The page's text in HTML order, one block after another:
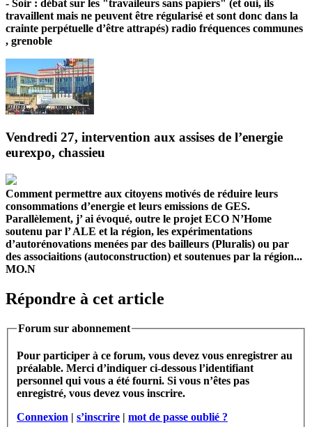
- Soir : débat sur les "travaileurs sans papiers" (et oui, ils
travaillent mais ne peuvent être régularisé et sont donc dans la
crainte perpétuelle d’être attrapés) radio fréquences communes
, grenoble
Vendredi 27, intervention aux assises de l’energie
eurexpo, chassieu
Comment permettre aux citoyens motivés de réduire leurs
consommations d’energie et leurs emissions de GES.
Parallèlement, j’ ai évoqué, outre le projet ECO N’Home
soutenu par l’ ALE et la région, les expérimentations
d’autorénovations menées par des bailleurs (Pluralis) ou par
des associaitions (autoconstruction) et soutenues par la région...
MO.N
Répondre à cet article
Forum sur abonnement
Pour participer à ce forum, vous devez vous enregistrer au
préalable. Merci d’indiquer ci-dessous l’identifiant
personnel qui vous a été fourni. Si vous n’êtes pas
enregistré, vous devez vous inscrire.
Connexion | s’inscrire | mot de passe oublié ?